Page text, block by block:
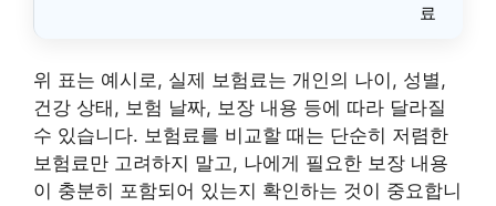
료
위 표는 예시로, 실제 보험료는 개인의 나이, 성별,
건강 상태, 보험 날짜, 보장 내용 등에 따라 달라질
수 있습니다. 보험료를 비교할 때는 단순히 저렴한
보험료만 고려하지 말고, 나에게 필요한 보장 내용
이 충분히 포함되어 있는지 확인하는 것이 중요합니